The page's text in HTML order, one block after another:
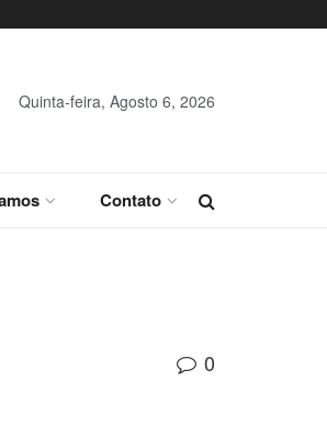
Quinta-feira, Agosto 6, 2026
Contato
0